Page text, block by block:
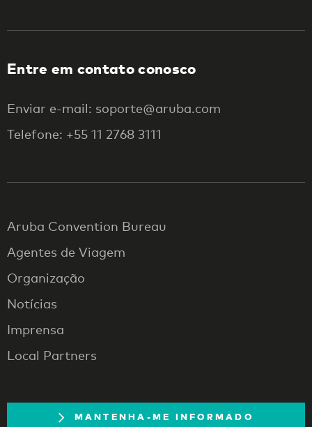
Entre em contato conosco
Enviar e-mail: soporte@aruba.com
Telefone: +55 11 2768 3111
Aruba Convention Bureau
Agentes de Viagem
Organização
Notícias
Imprensa
Local Partners
MANTENHA-ME INFORMADO